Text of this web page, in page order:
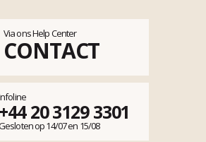
Via ons Help Center
CONTACT
+44 20 3129 3301
op 14/07 en 15/08